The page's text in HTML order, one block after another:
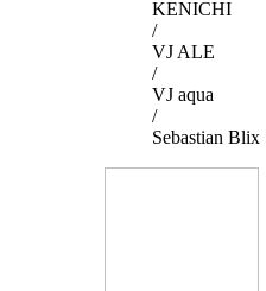
KENICHI
/
VJ ALE
/
VJ aqua
/
Sebastian Blix